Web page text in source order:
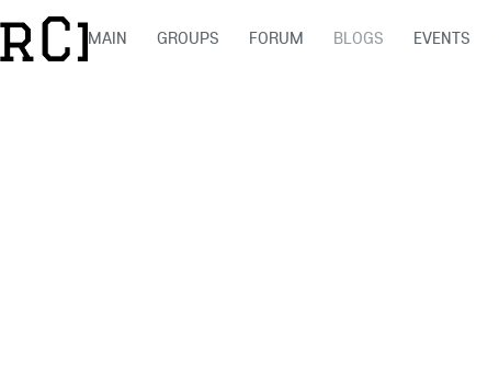
MAIN GROUPS FORUM BLOGS EVENTS